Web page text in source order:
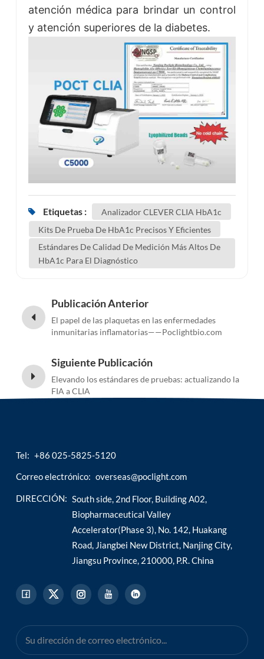
atención médica para brindar un control
y atención superiores de la diabetes.
Etiquetas :
Analizador CLEVER CLIA HbA1c
Kits De Prueba De HbA1c Precisos Y Eficientes
Estándares De Calidad De Medición Más Altos De
HbA1c Para El Diagnóstico
Publicación Anterior
El papel de las plaquetas en las enfermedades
inmunitarias inflamatorias——Poclightbio.com
Siguiente Publicación
Elevando los estándares de pruebas: actualizando la
FIA a CLIA
Tel: +86 025-5825-5120
Correo electrónico: overseas@poclight.com
DIRECCIÓN: South side, 2nd Floor, Building A02,
Biopharmaceutical Valley
Accelerator(Phase 3), No. 142, Huakang
Road, Jiangbei New District, Nanjing City,
Jiangsu Province, 210000, P.R. China